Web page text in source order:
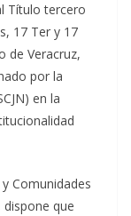
Título tercero
17 Ter y 17
de Veracruz,
por la
en la
Comunidades
que